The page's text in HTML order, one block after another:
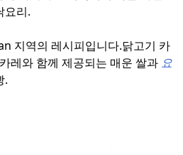
요리.
지역의 레시피입니다.닭고기 카
레와 함께 제공되는 매운 쌀과 요
.